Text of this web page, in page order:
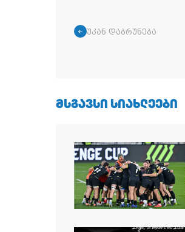
უკან დაბრუნება
ᲛᲡᲒᲐᲕᲡᲘ ᲡᲘᲐᲮᲚᲔᲔᲑᲘ